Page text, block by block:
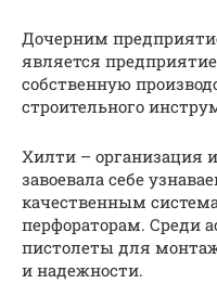
Дочерним
является
собственную
строительного
Хилти – организация
завоевала себе
качественным
перфораторам. Среди
пистолеты для
и надежности.